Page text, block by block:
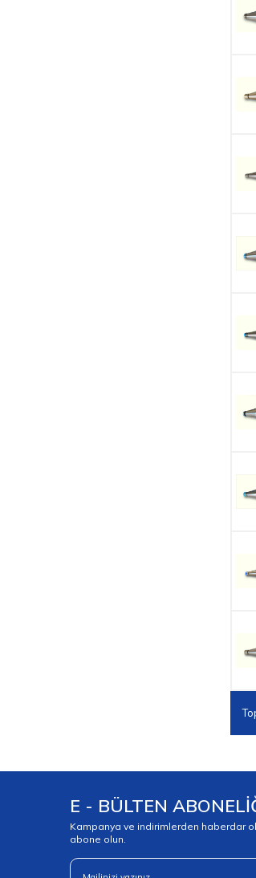
E - BÜLTEN
Kampanya ve indirimlerden haberdar
abone olun.